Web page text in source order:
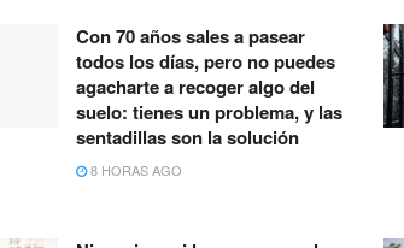
Con 70 años sales a pasear
todos los días, pero no puedes
agacharte a recoger algo del
suelo: tienes un problema, y las
sentadillas son la solución
8 HORAS AGO